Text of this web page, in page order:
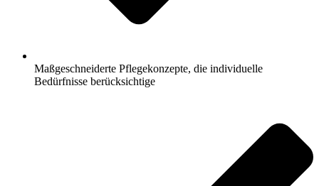
Maßgeschneiderte Pflegekonzepte, die individuelle
Bedürfnisse berücksichtige